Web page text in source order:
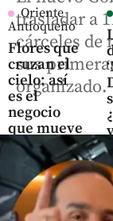
Oriente
Antioqueño
Flores que
cruzan el
cielo: así
es el
negocio
que mueve
US$ 380
millones
en el
Oriente
antioqueño
trasladar a
cárceles de
sus
organizado.